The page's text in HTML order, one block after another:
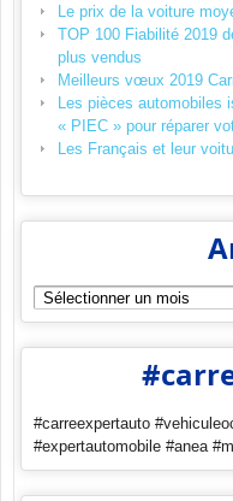
Le prix de la voiture
TOP 100 Fiabilité 2019
plus vendus
Meilleurs vœux 2019
Les pièces automobiles
« PIEC » pour réparer
Les Français et leur
Archives
#carreexpertauto
#expertautomobile #anea